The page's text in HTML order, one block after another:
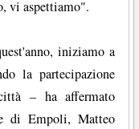
vi aspettiamo".
iniziamo a
la partecipazione
– ha affermato
di Empoli, Matteo